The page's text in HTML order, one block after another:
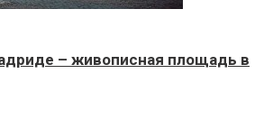
– живописная площадь в